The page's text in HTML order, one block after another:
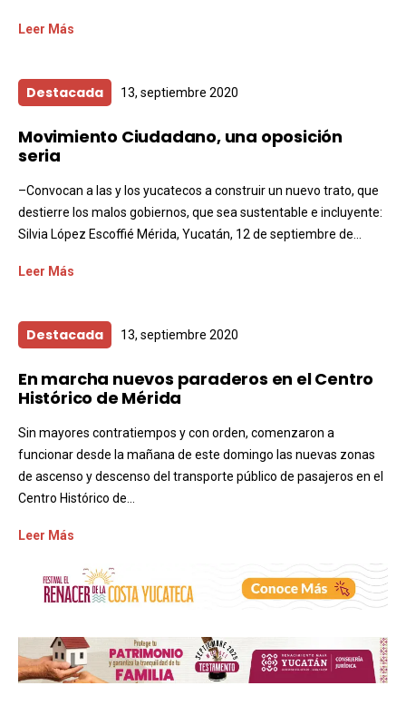
Leer Más
Destacada 13, septiembre 2020
Movimiento Ciudadano, una oposición
seria
–Convocan a las y los yucatecos a construir un nuevo trato, que
destierre los malos gobiernos, que sea sustentable e incluyente:
Silvia López Escoffié Mérida, Yucatán, 12 de septiembre de...
Leer Más
Destacada 13, septiembre 2020
En marcha nuevos paraderos en el Centro
Histórico de Mérida
Sin mayores contratiempos y con orden, comenzaron a
funcionar desde la mañana de este domingo las nuevas zonas
de ascenso y descenso del transporte público de pasajeros en el
Centro Histórico de...
Leer Más